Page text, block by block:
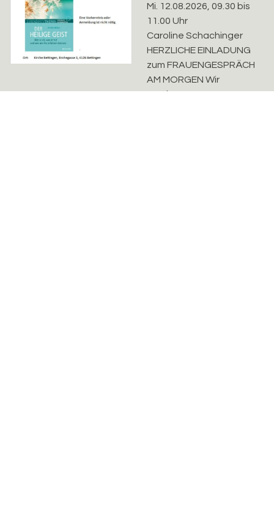
Mi. 12.08.2026, 09.30 bis
11.00 Uhr
Caroline Schachinger
HERZLICHE EINLADUNG
zum FRAUENGESPRÄCH
AM MORGEN Wir
möchten